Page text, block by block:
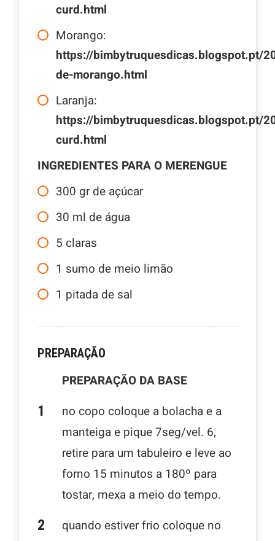
curd.html
Morango:
https://bimbytruquesdicas.blogspot.pt/
de-morango.html
Laranja:
https://bimbytruquesdicas.blogspot.pt/
curd.html
INGREDIENTES PARA O MERENGUE
300 gr de açúcar
30 ml de água
5 claras
1 sumo de meio limão
1 pitada de sal
PREPARAÇÃO
PREPARAÇÃO DA BASE
no copo coloque a bolacha e a
manteiga e pique 7seg/vel. 6,
retire para um tabuleiro e leve ao
forno 15 minutos a 180º para
tostar, mexa a meio do tempo.
quando estiver frio coloque no